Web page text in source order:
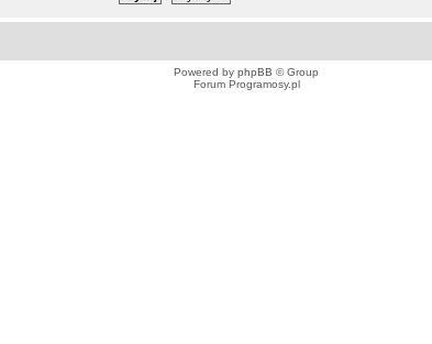
Powered by phpBB © Group
Forum Programosy.pl